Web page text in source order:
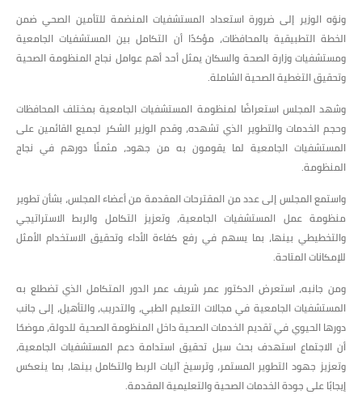
ونوّه الوزير إلى ضرورة استعداد المستشفيات المنضمة للتأمين الصحي ضمن
الخطة التطبيقية بالمحافظات، مؤكدًا أن التكامل بين المستشفيات الجامعية
ومستشفيات وزارة الصحة والسكان يمثل أحد أهم عوامل نجاح المنظومة الصحية
وتحقيق التغطية الصحية الشاملة.
وشهد المجلس استعراضًا لمنظومة المستشفيات الجامعية بمختلف المحافظات
وحجم الخدمات والتطوير الذي تشهده، وقدم الوزير الشكر لجميع القائمين على
المستشفيات الجامعية لما يقومون به من جهود، مثمنًا دورهم في نجاح
المنظومة.
واستمع المجلس إلى عدد من المقترحات المقدمة من أعضاء المجلس، بشأن تطوير
منظومة عمل المستشفيات الجامعية، وتعزيز التكامل والربط الاستراتيجي
والتخطيطي بينها، بما يسهم في رفع كفاءة الأداء وتحقيق الاستخدام الأمثل
للإمكانات المتاحة.
ومن جانبه، استعرض الدكتور عمر شريف عمر الدور المتكامل الذي تضطلع به
المستشفيات الجامعية في مجالات التعليم الطبي، والتدريب، والتأهيل، إلى جانب
دورها الحيوي في تقديم الخدمات الصحية داخل المنظومة الصحية للدولة، موضحًا
أن الاجتماع استهدف بحث سبل تحقيق استدامة دعم المستشفيات الجامعية،
وتعزيز جهود التطوير المستمر، وترسيخ آليات الربط والتكامل بينها، بما ينعكس
إيجابًا على جودة الخدمات الصحية والتعليمية المقدمة.